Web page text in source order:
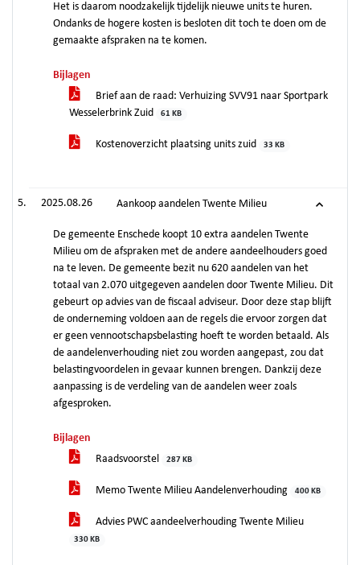
Het is daarom noodzakelijk tijdelijk nieuwe units te huren.
Ondanks de hogere kosten is besloten dit toch te doen om de
gemaakte afspraken na te komen.
Bijlagen
Brief aan de raad: Verhuizing SVV91 naar Sportpark
Wesselerbrink Zuid
61 KB
Kostenoverzicht plaatsing units zuid 33 KB
2025.08.26 Aankoop aandelen Twente Milieu
De gemeente Enschede koopt 10 extra aandelen Twente
Milieu om de afspraken met de andere aandeelhouders goed
na te leven. De gemeente bezit nu 620 aandelen van het
totaal van 2.070 uitgegeven aandelen door Twente Milieu. Dit
gebeurt op advies van de fiscaal adviseur. Door deze stap blijft
de onderneming voldoen aan de regels die ervoor zorgen dat
er geen vennootschapsbelasting hoeft te worden betaald. Als
de aandelenverhouding niet zou worden aangepast, zou dat
belastingvoordelen in gevaar kunnen brengen. Dankzij deze
aanpassing is de verdeling van de aandelen weer zoals
afgesproken.
Bijlagen
Raadsvoorstel
287 KB
Memo Twente Milieu Aandelenverhouding 400 KB
Advies PWC aandeelverhouding Twente Milieu
330 KB